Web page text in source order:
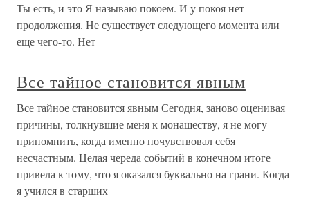
Ты есть, и это Я называю покоем. И у покоя нет
продолжения. Не существует следующего момента или
еще чего-то. Нет
Все тайное становится явным
Все тайное становится явным Сегодня, заново оценивая
причины, толкнувшие меня к монашеству, я не могу
припомнить, когда именно почувствовал себя
несчастным. Целая череда событий в конечном итоге
привела к тому, что я оказался буквально на грани. Когда
я учился в старших